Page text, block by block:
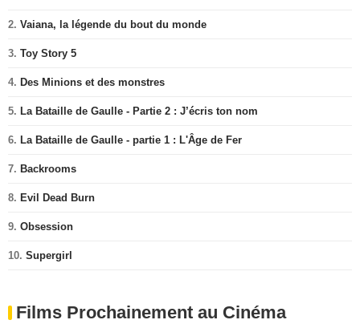
2. Vaiana, la légende du bout du monde
3. Toy Story 5
4. Des Minions et des monstres
5. La Bataille de Gaulle - Partie 2 : J’écris ton nom
6. La Bataille de Gaulle - partie 1 : L'Âge de Fer
7. Backrooms
8. Evil Dead Burn
9. Obsession
10. Supergirl
Films Prochainement au Cinéma